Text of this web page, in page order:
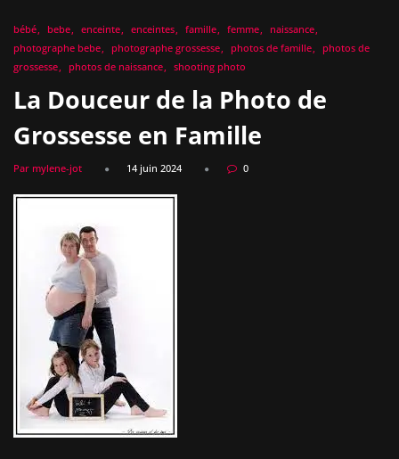
bébé bebe enceinte enceintes famille femme
naissance
photographe bebe
photographe grossesse photos de famille
photos de
grossesse
photos de naissance shooting photo
La Douceur de la Photo de
Grossesse en Famille
Par mylene-jot 14 juin 2024 0